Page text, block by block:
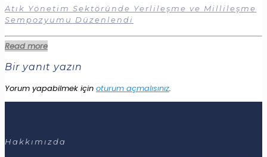
Atık Yönetim Sektöründe Yerlileşme ve Millileşme
Sempozyumu Düzenlendi
Read more
Bir yanıt yazın
Yorum yapabilmek için oturum açmalısınız.
Hakkımızda